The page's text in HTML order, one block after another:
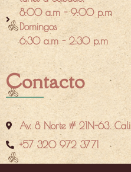
8:00 a.m - 9:00 p.m
Domingos
6:30 a.m - 2:30 p.m
Contacto
Av. 8 Norte # 21N-63. Cali
+57 320 972 3771